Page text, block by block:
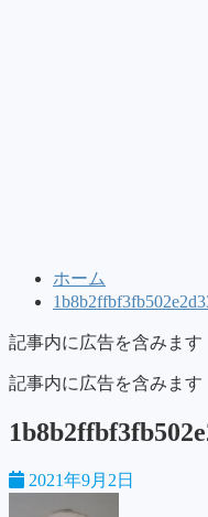
ホーム
記事内に広告を含みます
記事内に広告を含みます
2021年9月2日